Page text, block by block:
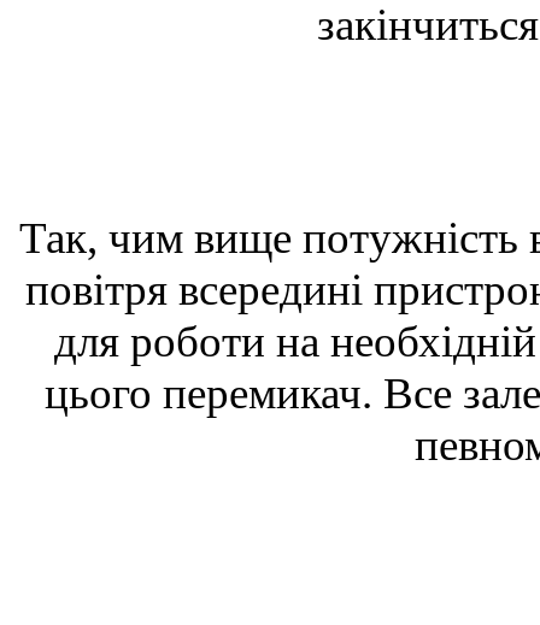
Так, чим вище потужність
повітря всередині
для роботи на
цього перемикач. Все